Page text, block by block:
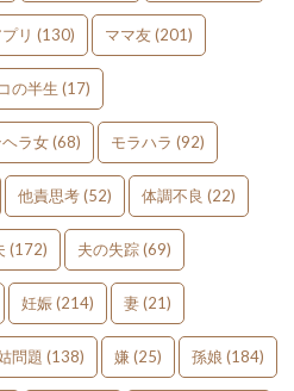
リ (130) ママ友(201)
の半生 (17)
ヘラ女(68) モラハラ (92)
他責思考(52) 体調不良 (22)
(172) 夫の失踪(69)
妊娠(214) 妻(21)
問題 (138) 嫌 (25) 孫娘 (184)